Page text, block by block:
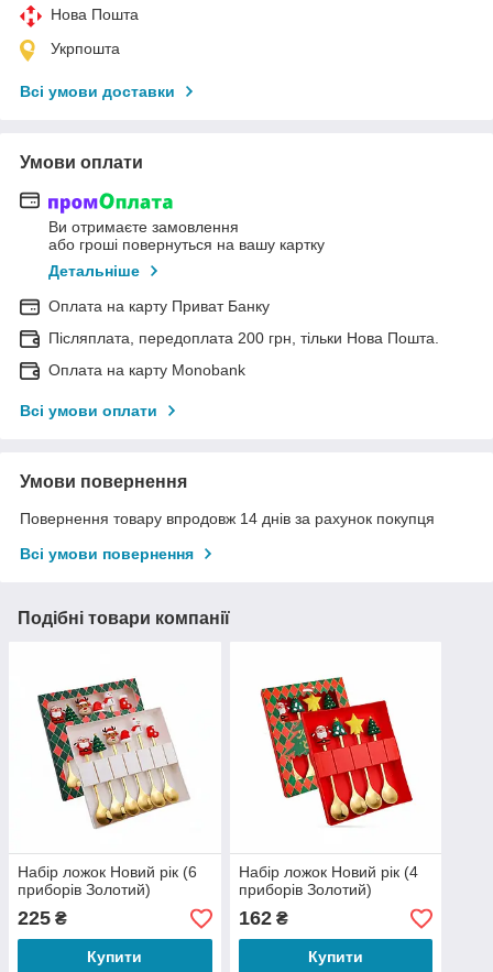
Нова Пошта
Укрпошта
Всі умови доставки
Умови оплати
Ви отримаєте замовлення
або гроші повернуться на вашу картку
Детальніше
Оплата на карту Приват Банку
Післяплата, передоплата 200 грн, тільки Нова Пошта.
Оплата на карту Monobank
Всі умови оплати
Умови повернення
Повернення товару впродовж 14 днів за рахунок покупця
Всі умови повернення
Подібні товари компанії
Набір ложок Новий рік (6
приборів Золотий)
225 ₴
Купити
Набір ложок Новий рік (4
приборів Золотий)
162₴
Купити